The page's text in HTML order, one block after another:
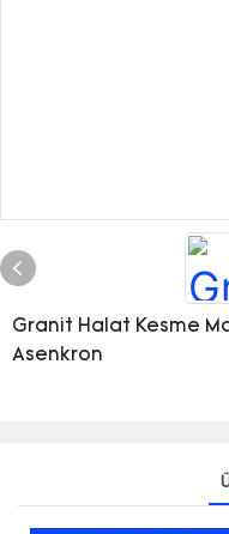
Granit Halat Kesme
Asenkron